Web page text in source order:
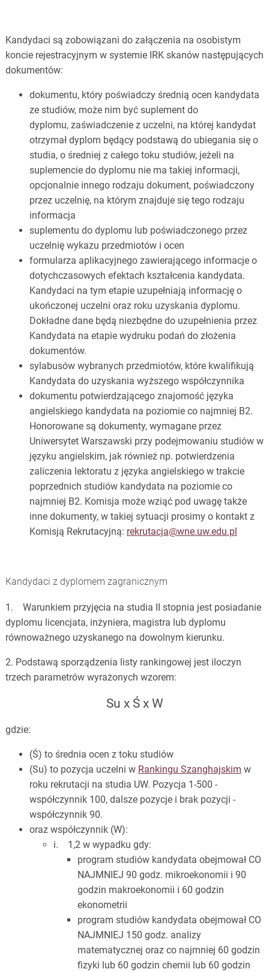
Kandydaci są zobowiązani do załączenia na osobistym
koncie rejestracyjnym w systemie IRK skanów następujących
dokumentów:
dokumentu, który poświadczy średnią ocen kandydata
ze studiów, może nim być suplement do
dyplomu, zaświadczenie z uczelni, na której kandydat
otrzymał dyplom będący podstawą do ubiegania się o
studia, o średniej z całego toku studiów, jeżeli na
suplemencie do dyplomu nie ma takiej informacji,
opcjonalnie innego rodzaju dokument, poświadczony
przez uczelnię, na którym znajduje się tego rodzaju
informacja
suplementu do dyplomu lub poświadczonego przez
uczelnię wykazu przedmiotów i ocen
formularza aplikacyjnego zawierającego informacje o
dotychczasowych efektach kształcenia kandydata.
Kandydaci na tym etapie uzupełniają informację o
ukończonej uczelni oraz roku uzyskania dyplomu.
Dokładne dane będą niezbędne do uzupełnienia przez
Kandydata na etapie wydruku podań do złożenia
dokumentów.
sylabusów wybranych przedmiotów, które kwalifikują
Kandydata do uzyskania wyższego współczynnika
dokumentu potwierdzającego znajomość języka
angielskiego kandydata na poziomie co najmniej B2.
Honorowane są dokumenty, wymagane przez
Uniwersytet Warszawski przy podejmowaniu studiów w
języku angielskim, jak również np. potwierdzenia
zaliczenia lektoratu z języka angielskiego w trakcie
poprzednich studiów kandydata na poziomie co
najmniej B2. Komisja może wziąć pod uwagę także
inne dokumenty, w takiej sytuacji prosimy o kontakt z
Komisją Rekrutacyjną: rekrutacja@wne.uw.edu.pl
Kandydaci z dyplomem zagranicznym
1. Warunkiem przyjęcia na studia II stopnia jest posiadanie
dyplomu licencjata, inżyniera, magistra lub dyplomu
równoważnego uzyskanego na dowolnym kierunku.
2. Podstawą sporządzenia listy rankingowej jest iloczyn
trzech parametrów wyrażonych wzorem:
Su x Ś x W
gdzie:
(Ś) to średnia ocen z toku studiów
(Su) to pozycja uczelni w Rankingu Szanghajskim w
roku rekrutacji na studia UW. Pozycja 1-500 -
współczynnik 100, dalsze pozycje i brak pozycji -
współczynnik 90.
oraz współczynnik (W):
i. 1,2 w wypadku gdy:
program studiów kandydata obejmował CO
NAJMNIEJ 90 godz. mikroekonomii i 90
godzin makroekonomii i 60 godzin
ekonometrii
program studiów kandydata obejmował CO
NAJMNIEJ 150 godz. analizy
matematycznej oraz co najmniej 60 godzin
fizyki lub 60 godzin chemii lub 60 godzin